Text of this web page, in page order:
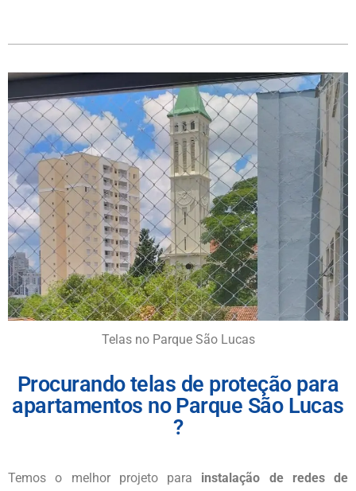
Telas no Parque São Lucas
Procurando telas de proteção para
apartamentos no Parque São Lucas
?
Temos o melhor projeto para instalação de redes de